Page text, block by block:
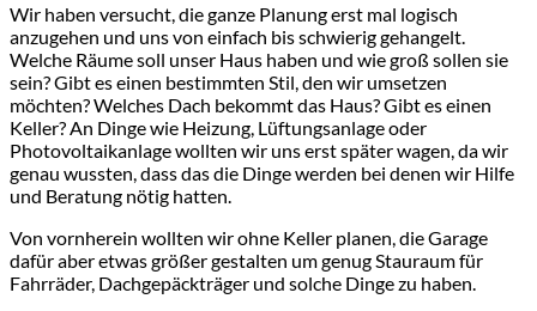
Wir haben versucht, die ganze Planung erst mal logisch
anzugehen und uns von einfach bis schwierig gehangelt.
Welche Räume soll unser Haus haben und wie groß sollen sie
sein? Gibt es einen bestimmten Stil, den wir umsetzen
möchten? Welches Dach bekommt das Haus? Gibt es einen
Keller? An Dinge wie Heizung, Lüftungsanlage oder
Photovoltaikanlage wollten wir uns erst später wagen, da wir
genau wussten, dass das die Dinge werden bei denen wir Hilfe
und Beratung nötig hatten.
Von vornherein wollten wir ohne Keller planen, die Garage
dafür aber etwas größer gestalten um genug Stauraum für
Fahrräder, Dachgepäckträger und solche Dinge zu haben.